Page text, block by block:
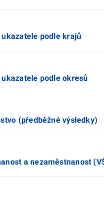
ukazatele podle krajů
ukazatele podle okresů
(předběžné výsledky)
a nezaměstnanost